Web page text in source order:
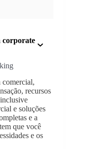
corporate
comercial,
recursos
e soluções
e a
que você
e os